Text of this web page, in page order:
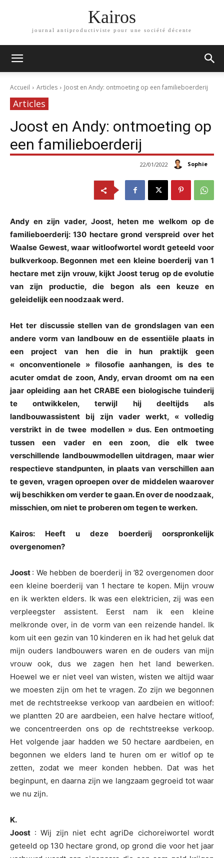
Kairos
journal antiproductiviste pour une société décente
Accueil Articles Joost en Andy: ontmoeting op een familieboerderij
Articles
Joost en Andy: ontmoeting op
een familieboerderij
Sophie
22/01/2022
Andy en zijn vader, Joost, heten me welkom op de
familieboerderij: 130 hectare grond verspreid over het
Waalse Gewest, waar witloofwortel wordt geteeld voor
bulkverkoop. Begonnen met een kleine boerderij van 1
hectare met zijn vrouw, kijkt Joost terug op de evolutie
van zijn productie, die begon als een keuze en
geleidelijk een noodzaak werd.
Het ter discussie stellen van de grondslagen van een
andere vorm van landbouw en de essentiële plaats in
een project van hen die in hun praktijk geen
« onconventionele » filosofie aanhangen, is des te
acuter omdat de zoon, Andy, ervan droomt om na een
jaar opleiding aan het CRABE een biologische tuinderij
te ontwikkelen, terwijl hij deeltijds als
landbouwassistent bij zijn vader werkt, « volledig
verstrikt in de twee modellen » dus. Een ontmoeting
tussen een vader en een zoon, die elk twee
verschillende landbouwmodellen uitdragen, maar wier
respectieve standpunten, in plaats van verschillen aan
te geven, vragen oproepen over de middelen waarover
wij beschikken om verder te gaan. En over de noodzaak,
misschien, om niet te proberen om tegen te werken.
Kairos: Heeft u deze boerderij oorspronkelijk
overgenomen?
Joost : We hebben de boerderij in ’82 overgenomen door
een kleine boerderij van 1 hectare te kopen. Mijn vrouw
en ik werkten elders. Ik was een elektricien, zij was een
verpleegster assistent. Eerst nam ik een kleine
melkronde over, in de vorm van een reizende handel. Ik
kom uit een gezin van 10 kinderen en ik had het geluk dat
mijn ouders landbouwers waren en de ouders van mijn
vrouw ook, dus we zagen hen het land bewerken.
Hoewel we er niet veel van wisten, wisten we altijd waar
we moesten zijn om het te vragen. Zo zijn we begonnen
met de rechtstreekse verkoop van aardbeien en witloof:
we plantten 20 are aardbeien, een halve hectare witloof,
we concentreerden ons op de rechtstreekse verkoop.
Het volgende jaar hadden we 50 hectare aardbeien, en
begonnen we elders land te huren om er witlof op te
zetten, zodat we meer konden hebben. Dat was het
beginpunt, en daarna zijn we langzaam gegroeid tot waar
we nu zijn.
K.
Joost : Wij zijn niet echt agriDe cichoreiwortel wordt
geteeld op 130 hectare grond, op grond die voor het jaar